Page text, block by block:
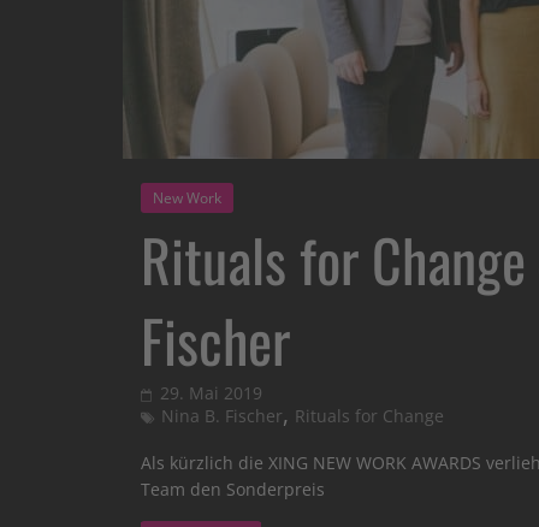
New Work
Rituals for
Fischer
29. Mai 2019
Nina B. Fischer, Rituals for Change
Als kürzlich die XING NEW WORK AWARDS
Team den Sonderpreis